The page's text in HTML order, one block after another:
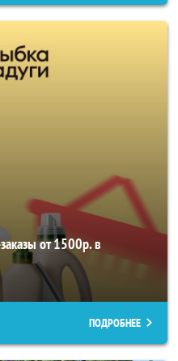
от 1500р. в
ПОДРОБНЕЕ